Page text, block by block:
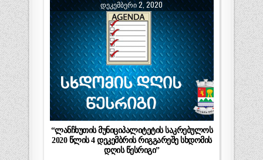
ᲓᲔᲙᲔᲛᲑᲔᲠᲘ 2, 2020
“ლანჩხუთის მუნიციპალიტეტის საკრებულოს
2020 წლის 4 დეკემბრის რიგგარეშე სხდომის
დღის წესრიგი”